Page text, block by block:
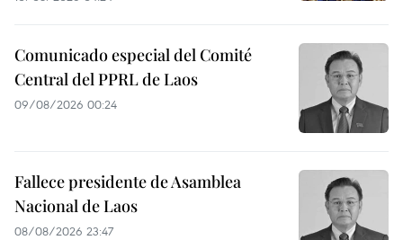
Comunicado especial del Comité
Central del PPRL de Laos
09/08/2026 00:24
Fallece presidente de Asamblea
Nacional de Laos
08/08/2026 23:47